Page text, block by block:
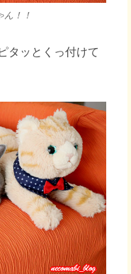
ん！！
タッとくっ付けて